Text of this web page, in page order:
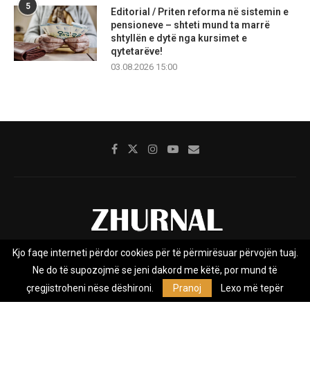
5
Editorial / Priten reforma në sistemin e
pensioneve – shteti mund ta marrë
shtyllën e dytë nga kursimet e
qytetarëve!
03.08.2026 15:00
Rreth nesh Impresumi Marketing
Kontakt
Privacy Policy
Zhurnal.mk është Agjenci e Lajmeve e pavarur, e themeluar në vitin
Kjo faqe interneti përdor cookies për të përmirësuar përvojën tuaj.
Ne do të supozojmë se jeni dakord me këtë, por mund të
çregjistroheni nëse dëshironi.
Pranoj Lexo më tepër